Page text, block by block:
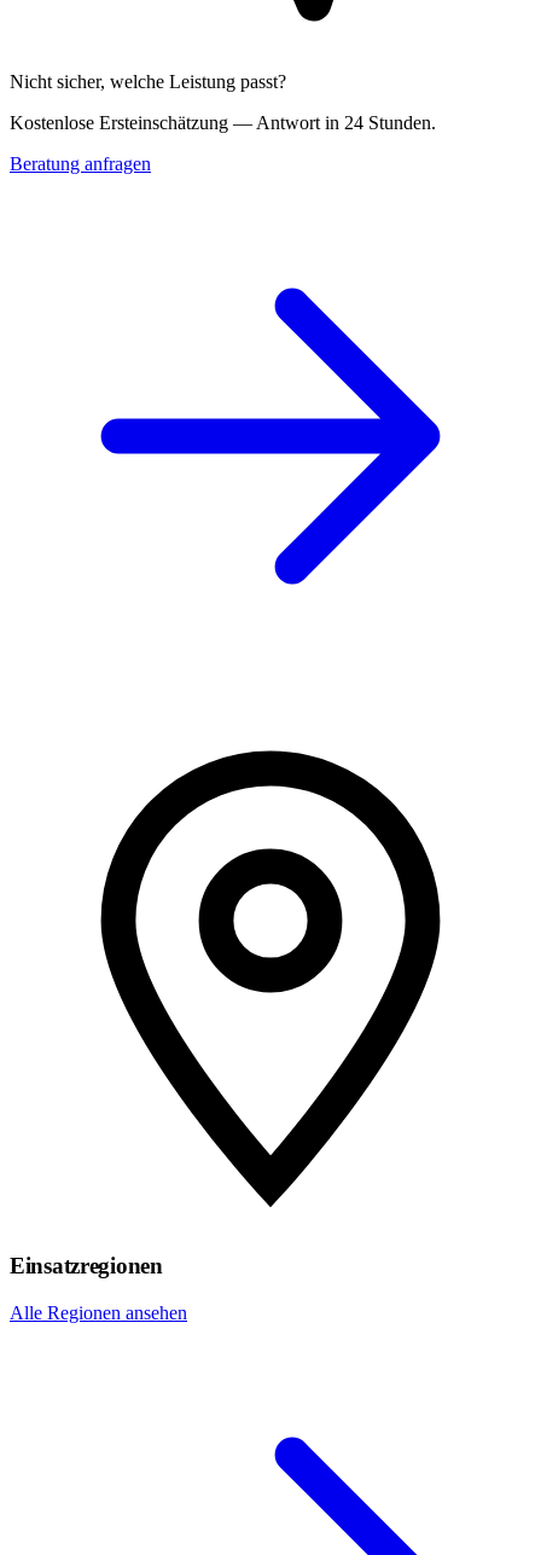
Nicht sicher, welche Leistung passt?
Kostenlose Erst­einschätzung — Antwort in 24 Stunden.
Beratung anfragen
Einsatzregionen
Alle Regionen ansehen